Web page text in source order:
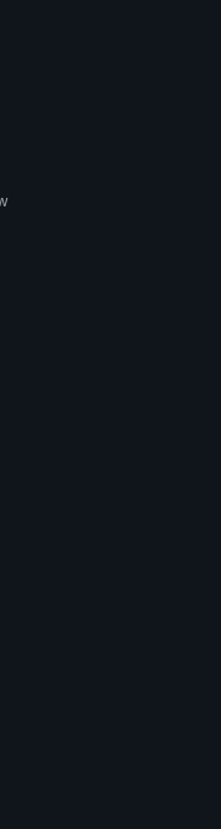
type.
miła